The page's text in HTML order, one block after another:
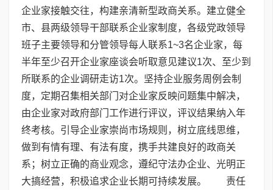
企业家接触交往，构建亲清新型政商关系。建立健全
市、县两级领导干部联系企业家制度，各级党政领导
班子主要领导和分管领导每人联系1~3名企业家，每
半年至少召开企业家座谈会听取意见建议1次、至少到
所联系的企业调研走访1次。坚持企业服务周例会制
度，定期召集相关部门对企业家反映问题集中解决，
由企业家对政府部门工作进行评议，评议结果纳入年
终考核。引导企业家崇尚市场规则，树立底线思维，
做到有情有理、有法有度，携手共建良好的政商关
系；树立正确的商业观念，遵纪守法办企业、光明正
大搞经营，积极追求企业长期可持续发展。 责任